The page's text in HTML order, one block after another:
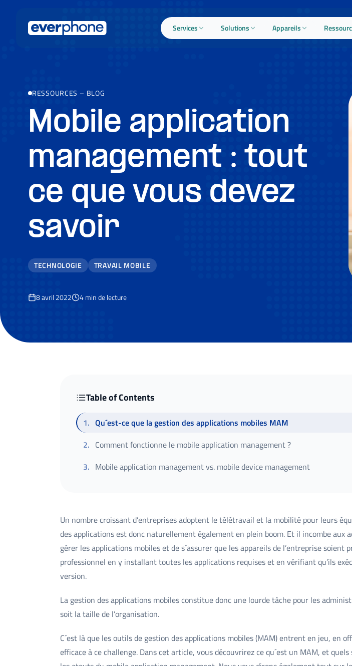
Services Solutions Appareils
RESSOURCES – BLOG
Mobile application
management : tout
ce que vous devez
savoir
TECHNOLOGIE TRAVAIL MOBILE
8 avril 2022 4min de lecture
Table of Contents
1. Qu´est-ce que la gestion des applications mobiles MAM
2. Comment fonctionne le mobile application management ?
3. Mobile application management vs. mobile device management
Un nombre croissant d’entreprises adoptent le télétravail et la mobilité pour leurs
des applications est donc naturellement également en plein boom. Et il incombe aux
gérer les applications mobiles et de s´assurer que les appareils de l’entreprise soient
professionnel en y installant toutes les applications requises et en vérifiant qu’ils
version.
La gestion des applications mobiles constitue donc une lourde tâche pour les
soit la taille de l’organisation.
C´est là que les outils de gestion des applications mobiles (MAM) entrent en jeu, en
efficace à ce challenge. Dans cet article, vous découvrirez ce qu´est un MAM, et